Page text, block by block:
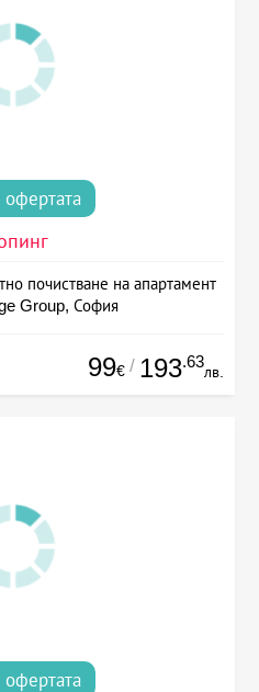
офертата
почистване на апартамент
Group, София
99€ / 193.63
лв.
офертата